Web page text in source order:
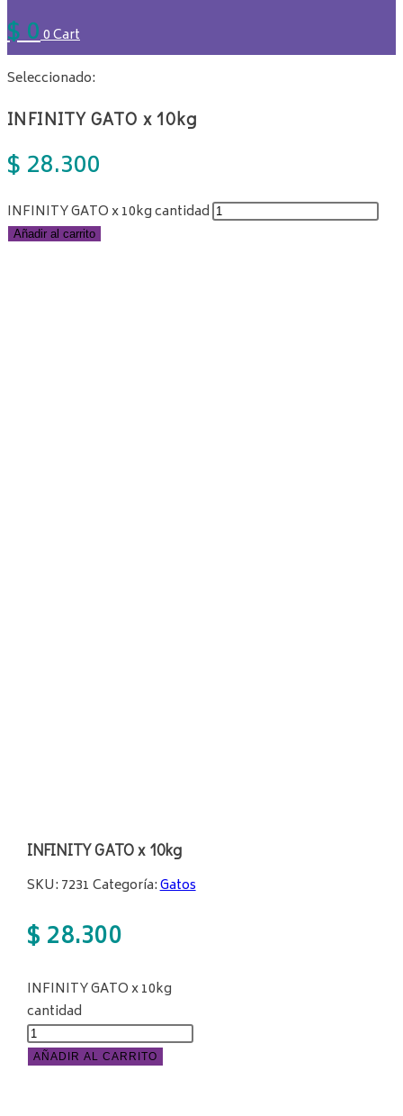
$00Cart
Seleccionado:
INFINITY GATO x 10kg
$28.300
INFINITY GATO x 10kg cantidad
Añadir al carrito
INFINITY GATO x 10kg
SKU: 7231 Categoría:Gatos
$28.300
INFINITY GATO x 10kg
cantidad
AÑADIR AL CARRITO